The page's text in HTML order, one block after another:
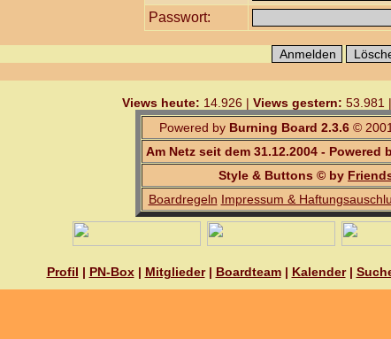
Passwort:
Views heute: 14.926 | Views gestern: 53.981 |
Powered by Burning Board 2.3.6©
Am Netz seit dem 31.12.2004 -
Style & Buttons © by
Boardregeln Impressum &
Profil | PN-Box| Mitglieder| Boardteam| Kalender|